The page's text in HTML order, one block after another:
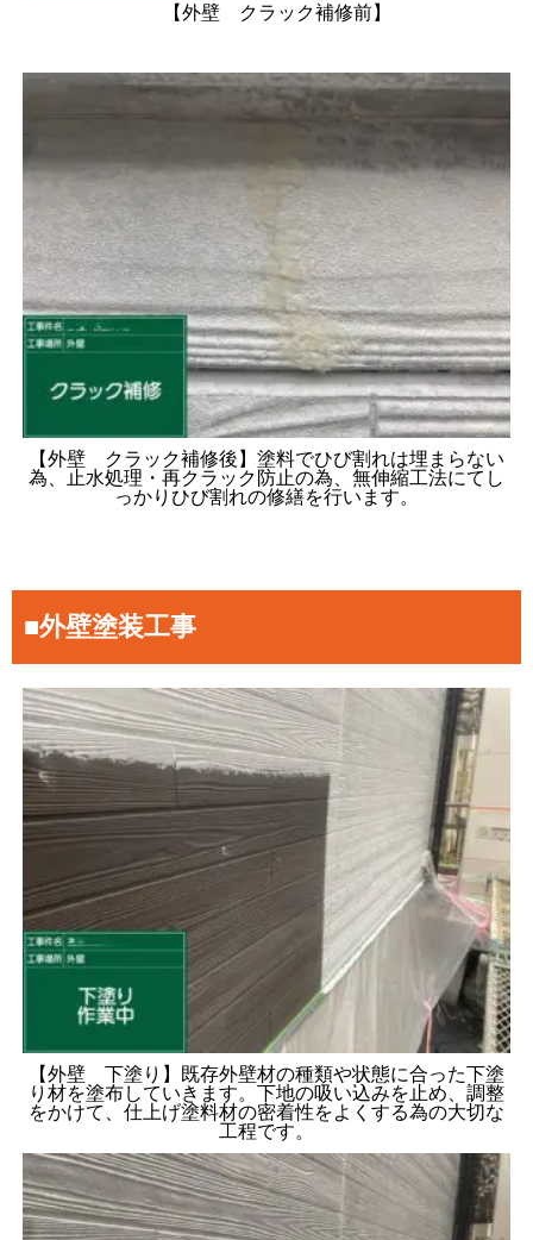
【外壁 クラック補修前】
【外壁 クラック補修後】塗料でひび割れは埋まらない
為、止水処理・再クラック防止の為、無伸縮工法にてし
っかりひび割れの修繕を行います。
■外壁塗装工事
【外壁 下塗り】既存外壁材の種類や状態に合った下塗
り材を塗布していきます。下地の吸い込みを止め、調整
をかけて、仕上げ塗料材の密着性をよくする為の大切な
工程です。